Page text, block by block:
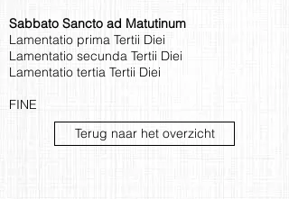
Sabbato Sancto ad Matutinum
Lamentatio prima Tertii Diei
Lamentatio secunda Tertii Diei
Lamentatio tertia Tertii Diei
FINE
Terug naar het overzicht